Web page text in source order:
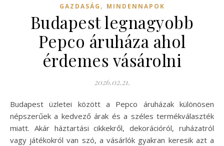
GAZDASÁG , MINDENNAPOK
Budapest legnagyobb
Pepco áruháza ahol
érdemes vásárolni
2026.02.21.
Budapest üzletei között a Pepco áruházak különösen
népszerűek a kedvező árak és a széles termékválaszték
miatt. Akár háztartási cikkekről, dekorációról, ruházatról
vagy játékokról van szó, a vásárlók gyakran keresik azt a